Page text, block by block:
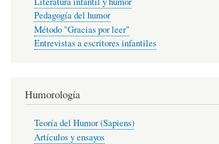
Pedagogía del humor
Método "Gracias por leer"
Entrevistas a escritores infantiles
Humorología
Teoría del Humor (Sapiens)
Artículos y ensayos